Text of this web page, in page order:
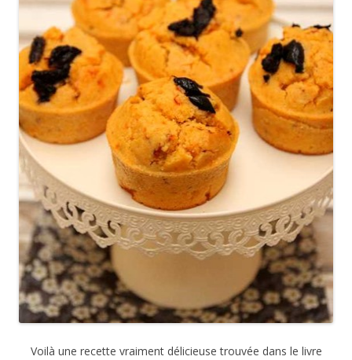
Voilà une recette vraiment délicieuse trouvée dans le livre